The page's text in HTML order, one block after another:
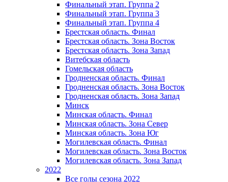
Финальный этап. Группа 2
Финальный этап. Группа 3
Финальный этап. Группа 4
Брестская область. Финал
Брестская область. Зона Восток
Брестская область. Зона Запад
Витебская область
Гомельская область
Гродненская область. Финал
Гродненская область. Зона Восток
Гродненская область. Зона Запад
Минск
Минская область. Финал
Минская область. Зона Север
Минская область. Зона Юг
Могилевская область. Финал
Могилевская область. Зона Восток
Могилевская область. Зона Запад
2022
Все голы сезона 2022